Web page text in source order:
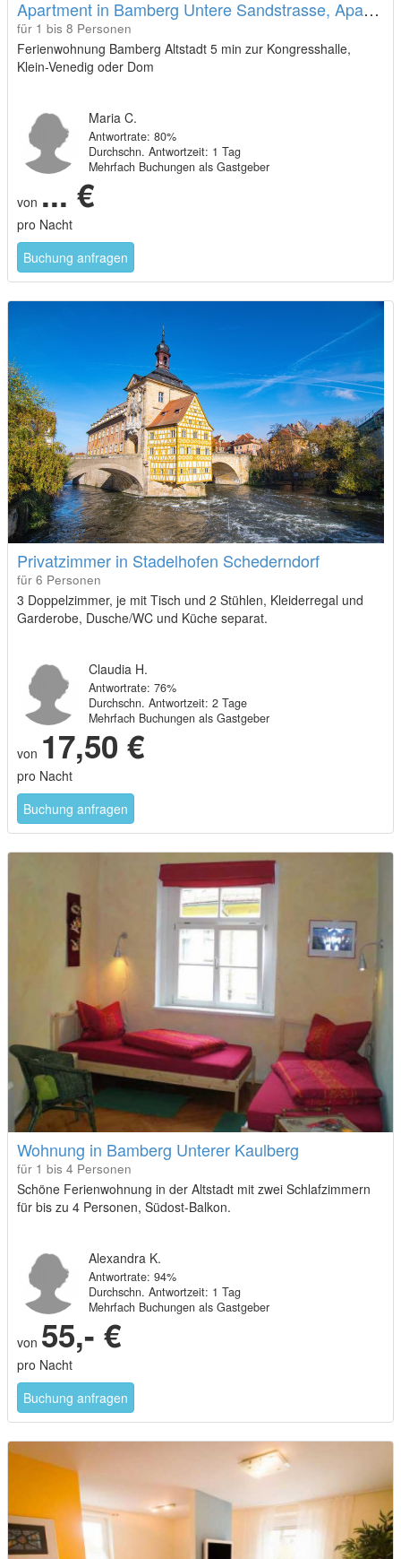
Apartment in Bamberg Untere Sandstrasse, Apartment AIRE
für 1 bis 8 Personen
Ferienwohnung Bamberg Altstadt 5 min zur Kongresshalle,
Klein-Venedig oder Dom
Maria C.
Antwortrate: 80%
Durchschn. Antwortzeit: 1 Tag
Mehrfach Buchungen als Gastgeber
von ... €
pro Nacht
Buchung anfragen
Privatzimmer in Stadelhofen Schederndorf
für 6 Personen
3 Doppelzimmer, je mit Tisch und 2 Stühlen, Kleiderregal und
Garderobe, Dusche/WC und Küche separat.
Claudia H.
Antwortrate: 76%
Durchschn. Antwortzeit: 2 Tage
Mehrfach Buchungen als Gastgeber
von 17,50 €
pro Nacht
Buchung anfragen
Wohnung in Bamberg Unterer Kaulberg
für 1 bis 4 Personen
Schöne Ferienwohnung in der Altstadt mit zwei Schlafzimmern
für bis zu 4 Personen, Südost-Balkon.
Alexandra K.
Antwortrate: 94%
Durchschn. Antwortzeit: 1 Tag
Mehrfach Buchungen als Gastgeber
von 55,- €
pro Nacht
Buchung anfragen